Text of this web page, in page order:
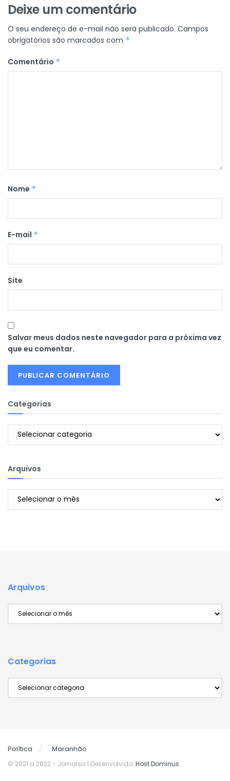
Deixe um comentário
O seu endereço de e-mail não será publicado. Campos
obrigatórios são marcados com *
Comentário *
Nome *
E-mail *
Site
Salvar meus dados neste navegador para a próxima vez
que eu comentar.
Categorias
Categorias
Arquivos
Arquivos
Arquivos
Categorias
Política Maranhão
© 2021 a 2022 - Jornalslz | Desenvolvido: Host Dominus.